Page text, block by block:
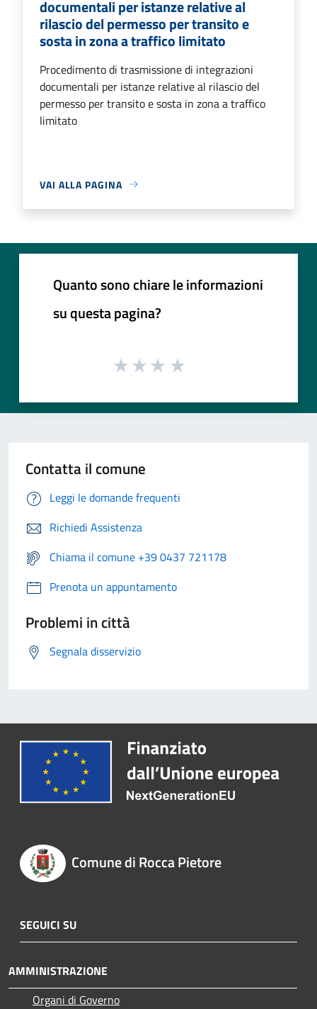
documentali per istanze relative al
rilascio del permesso per transito e
sosta in zona a traffico limitato
Procedimento di trasmissione di integrazioni
documentali per istanze relative al rilascio del
permesso per transito e sosta in zona a traffico
limitato
VAI ALLA PAGINA
Quanto sono chiare le informazioni
su questa pagina?
Contatta il comune
Leggi le domande frequenti
Richiedi Assistenza
Chiama il comune +39 0437 721178
Prenota un appuntamento
Problemi in città
Segnala disservizio
Comune di Rocca Pietore
SEGUICI SU
AMMINISTRAZIONE
Organi di Governo